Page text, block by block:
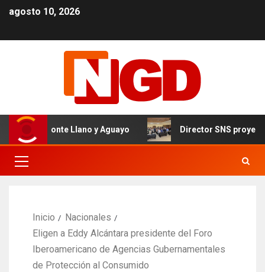
agosto 10, 2026
de Monte Llano y Aguayo Director SNS proyecta
Inicio
Nacionales
Eligen a Eddy Alcántara presidente del Foro
Iberoamericano de Agencias Gubernamentales
de Protección al Consumido